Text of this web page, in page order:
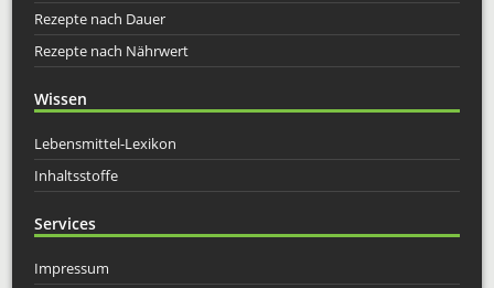
Rezepte nach Dauer
Rezepte nach Nährwert
Wissen
Lebensmittel-Lexikon
Inhaltsstoffe
Services
Impressum